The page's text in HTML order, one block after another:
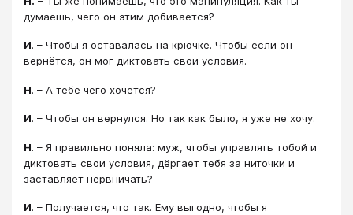
думаешь, чего он этим добивается?
И. – Чтобы я оставалась на крючке. Чтобы если он
вернётся, он мог диктовать свои условия.
Н. – А тебе чего хочется?
И. – Чтобы он вернулся. Но так как было, я уже не хочу.
Н. – Я правильно поняла: муж, чтобы управлять тобой и
диктовать свои условия, дёргает тебя за ниточки и
заставляет нервничать?
И. – Получается, что так. Ему выгодно, чтобы я